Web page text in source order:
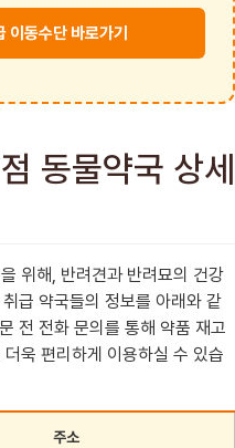
이동수단 바로가기
동물약국 상세
위해, 반려견과 반려묘의 건강
급 약국들의 정보를 아래와 같
전 전화 문의를 통해 약품 재고
욱 편리하게 이용하실 수 있습
주소